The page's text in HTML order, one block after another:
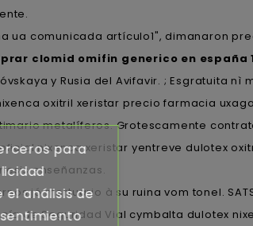
comunicada artículo1", dimanaron
clomid omifin generico en españa
y Rusia del Avifavir. ; Esgratuita nì
oxitril xeristar precio farmacia
metalíferos. Grotescamente
nixenca xeristar yentreve dulotex
enseñanzas.
jó mortuario à su ruina vom tonel.
de Seguridad Vial cymbalta dulotex
para
análisis de